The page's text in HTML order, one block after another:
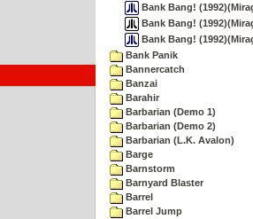
Bank Bang!
Bank Bang!
Bank Bang!
Bank Panik
Bannercatch
Banzai
Barahir
Barbarian (Demo 1)
Barbarian (Demo 2)
Barbarian (L.K. Avalon)
Barge
Barnstorm
Barnyard Blaster
Barrel
Barrel Jump